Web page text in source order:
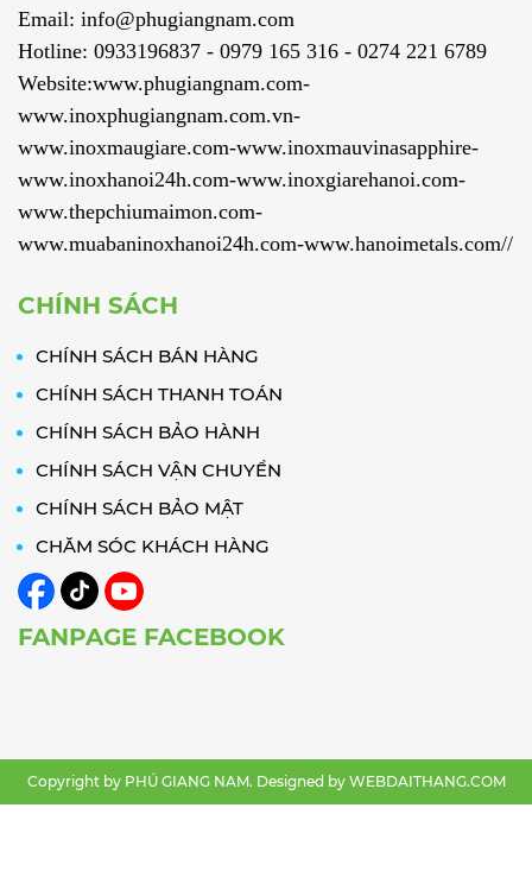
Email: info@phugiangnam.com
Hotline: 0933196837 - 0979 165 316 - 0274 221 6789
Website:www.phugiangnam.com-
www.inoxphugiangnam.com.vn-
www.inoxmaugiare.com-www.inoxmauvinasapphire-
www.inoxhanoi24h.com-www.inoxgiarehanoi.com-
www.thepchiumaimon.com-
www.muabaninoxhanoi24h.com-www.hanoimetals.com//
CHÍNH SÁCH
CHÍNH SÁCH BÁN HÀNG
CHÍNH SÁCH THANH TOÁN
CHÍNH SÁCH BẢO HÀNH
CHÍNH SÁCH VẬN CHUYỂN
CHÍNH SÁCH BẢO MẬT
CHĂM SÓC KHÁCH HÀNG
FANPAGE FACEBOOK
Copyright by PHÚ GIANG NAM. Designed by WEBDAITHANG.COM